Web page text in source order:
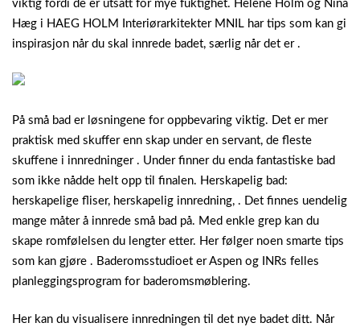
viktig fordi de er utsatt for mye fuktighet. Helene Holm og Nina
Hæg i HAEG HOLM Interiørarkitekter MNIL har tips som kan gi
inspirasjon når du skal innrede badet, særlig når det er .
På små bad er løsningene for oppbevaring viktig. Det er mer
praktisk med skuffer enn skap under en servant, de fleste
skuffene i innredninger . Under finner du enda fantastiske bad
som ikke nådde helt opp til finalen. Herskapelig bad:
herskapelige fliser, herskapelig innredning, . Det finnes uendelig
mange måter å innrede små bad på. Med enkle grep kan du
skape romfølelsen du lengter etter. Her følger noen smarte tips
som kan gjøre . Baderomsstudioet er Aspen og INRs felles
planleggingsprogram for baderomsmøblering.
Her kan du visualisere innredningen til det nye badet ditt. Når